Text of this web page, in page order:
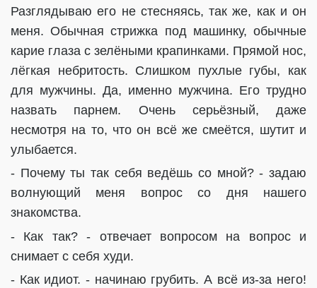
Разглядываю его не стесняясь, так же, как и он
меня. Обычная стрижка под машинку, обычные
карие глаза с зелёными крапинками. Прямой нос,
лёгкая небритость. Слишком пухлые губы, как
для мужчины. Да, именно мужчина. Его трудно
назвать парнем. Очень серьёзный, даже
несмотря на то, что он всё же смеётся, шутит и
улыбается.
- Почему ты так себя ведёшь со мной? - задаю
волнующий меня вопрос со дня нашего
знакомства.
- Как так? - отвечает вопросом на вопрос и
снимает с себя худи.
- Как идиот. - начинаю грубить. А всё из-за него!